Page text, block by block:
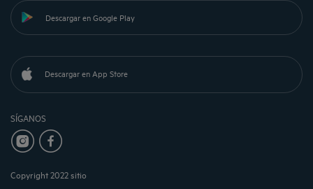
Descargar en Google Play
Descargar en App Store
SÍGANOS
Copyright 2022 sitio